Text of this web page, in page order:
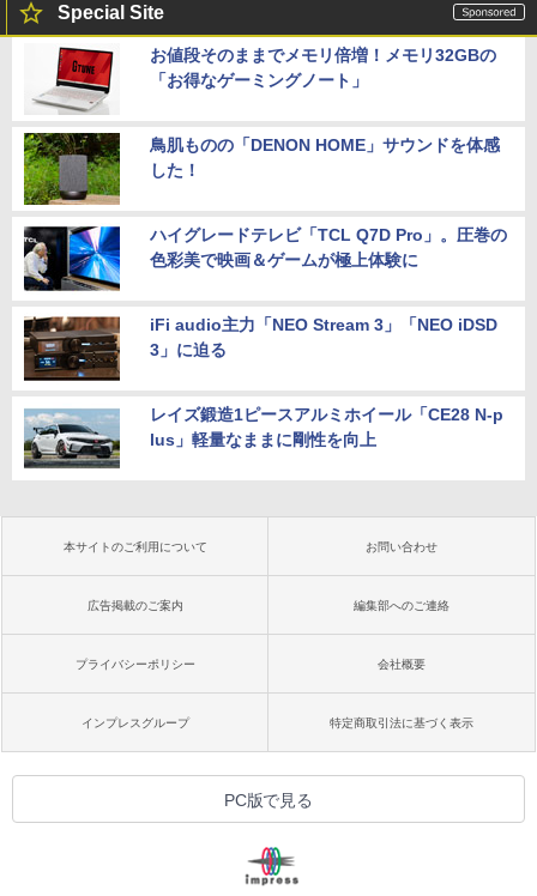
Special Site
お値段そのままでメモリ倍増！メモリ32GBの
「お得なゲーミングノート」
鳥肌ものの「DENON HOME」サウンドを体感
した！
ハイグレードテレビ「TCL Q7D Pro」。圧巻の
色彩美で映画＆ゲームが極上体験に
iFi audio主力「NEO Stream 3」「NEO iDSD
3」に迫る
レイズ鍛造1ピースアルミホイール「CE28 N-p
lus」軽量なままに剛性を向上
本サイトのご利用について お問い合わせ
広告掲載のご案内 編集部へのご連絡
プライバシーポリシー 会社概要
インプレスグループ 特定商取引法に基づく表示
PC版で見る